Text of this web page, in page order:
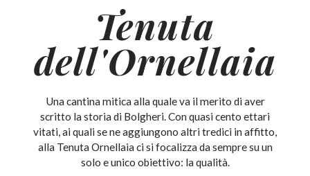
Tenuta
dell'Ornellaia
Una cantina mitica alla quale va il merito di aver
scritto la storia di Bolgheri. Con quasi cento ettari
vitati, ai quali se ne aggiungono altri tredici in affitto,
alla Tenuta Ornellaia ci si focalizza da sempre su un
solo e unico obiettivo: la qualità.